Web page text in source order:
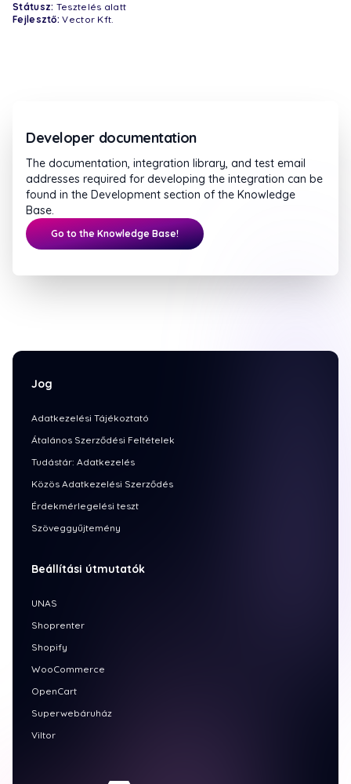
Státusz: Tesztelés alatt
Fejlesztő: Vector Kft.
Developer documentation
The documentation, integration library, and test email
addresses required for developing the integration can be
found in the Development section of the Knowledge
Base.
Go to the Knowledge Base!
Jog
Adatkezelési Tájékoztató
Átalános Szerződési Feltételek
Tudástár: Adatkezelés
Közös Adatkezelési Szerződés
Érdekmérlegelési teszt
Szöveggyűjtemény
Beállítási útmutatók
UNAS
Shoprenter
Shopify
WooCommerce
OpenCart
Superwebáruház
Viltor